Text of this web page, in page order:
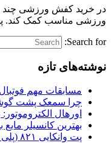
در خرید کفش ورزشی چند
ورزشی مناسب کمک کند.
Search for:
نوشته‌های تازه
مسابقات مهم
چرا سمعک پشت
اورهال
بهترین کانسیلر مایع
پت وانکایی ۸۲۱ (پلی اتیلن ترفتالات ۸۲۱) گرید بطری چیست؟